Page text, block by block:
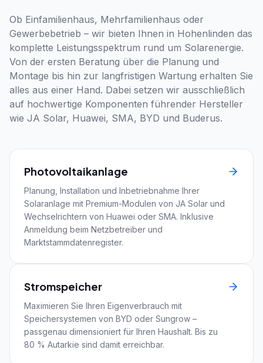
Ob Einfamilienhaus, Mehrfamilienhaus oder
Gewerbebetrieb – wir bieten Ihnen in Hohenlinden das
komplette Leistungsspektrum rund um Solarenergie.
Von der ersten Beratung über die Planung und
Montage bis hin zur langfristigen Wartung erhalten Sie
alles aus einer Hand. Dabei setzen wir ausschließlich
auf hochwertige Komponenten führender Hersteller
wie JA Solar, Huawei, SMA, BYD und Buderus.
Photovoltaikanlage
Planung, Installation und Inbetriebnahme Ihrer
Solaranlage mit Premium-Modulen von JA Solar und
Wechselrichtern von Huawei oder SMA. Inklusive
Anmeldung beim Netzbetreiber und
Marktstammdatenregister.
Stromspeicher
Maximieren Sie Ihren Eigenverbrauch mit
Speichersystemen von BYD oder Sungrow –
passgenau dimensioniert für Ihren Haushalt. Bis zu
80 % Autarkie sind damit erreichbar.